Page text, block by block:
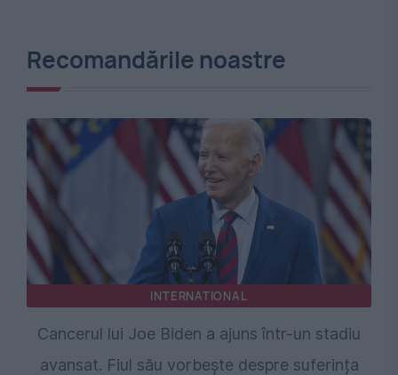
Recomandările noastre
INTERNATIONAL
Cancerul lui Joe Biden a ajuns într-un stadiu
avansat. Fiul său vorbește despre suferința